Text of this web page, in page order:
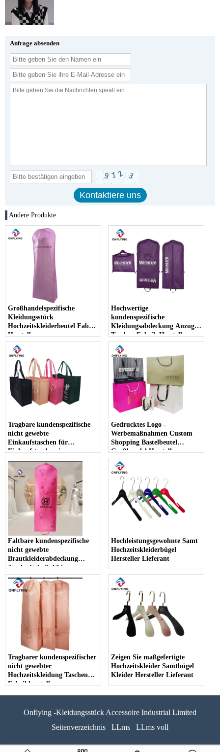
Anfrage absenden
Andere Produkte
Großhandelspezifische
Kleidungsstück
Hochzeitskleiderbeutel Fabrik
Hersteller
Hochwertige
kundenspezifische
Kleidungsabdeckung Anzug
Taschen Fabrik Hersteller
Tragbare kundenspezifische
nicht gewebte
Einkaufstaschen für
Einkaufstaschen im
Großhandel
Gedrucktes Logo -
Werbemaßnahmen Custom
Shopping Bastelbeutel
Großhandel Hersteller
Faltbare kundenspezifische
nicht gewebte
Brautkleiderabdeckung
Tasche Fabrik China
Hochleistungsgewohnte Samt
Hochzeitskleiderbügel
Hersteller Lieferant
Tragbarer kundenspezifischer
nicht gewebter
Hochzeitskleidung Taschen
Fabrikhersteller
Zeigen Sie maßgefertigte
Hochzeitskleider Samtbügel
Kleider Hersteller Lieferant
Onflying -Kleidungsstück Accessoire Industrial Limited
Seitenverzeichnis
LLms LLms voll